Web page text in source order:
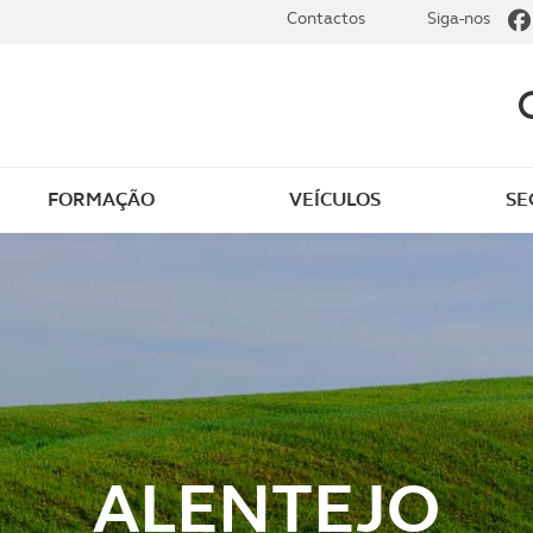
Golfe
Revista ACP Edição
impressa
FORMAÇÃO VEÍCULOS
Contactos Siga-nos
ALENTEJO